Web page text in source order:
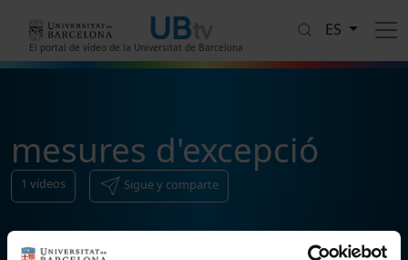
El portal de vídeo de la Universitat de Barcelona
ES
mesures d'excepció
1 vídeos Sigue y comparte